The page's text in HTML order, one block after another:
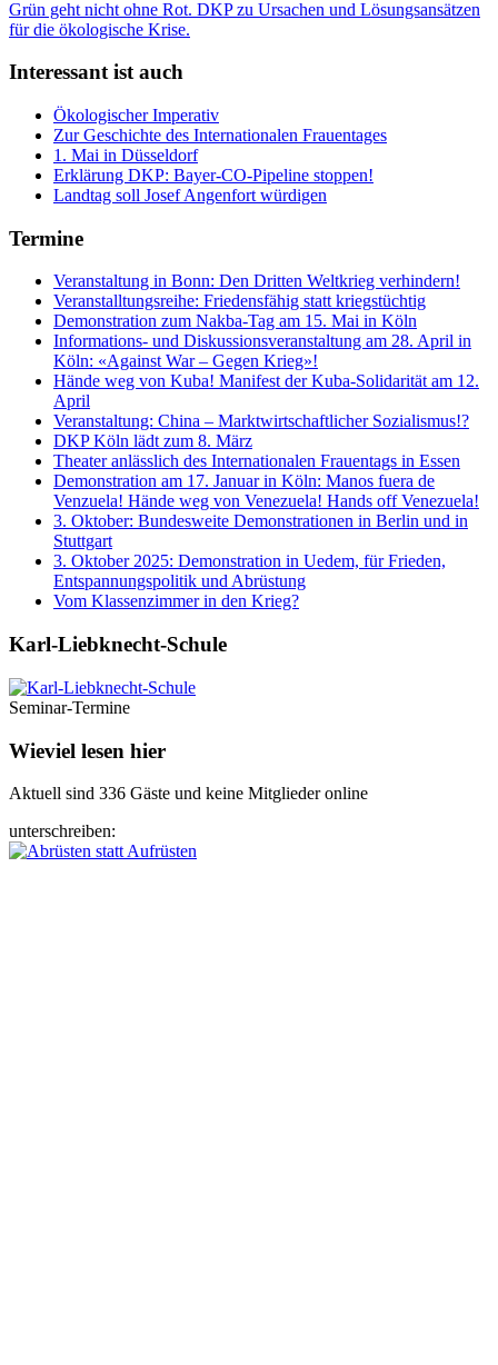
Interessant ist auch
Ökologischer Imperativ
Zur Geschichte des Internationalen Frauentages
1. Mai in Düsseldorf
Erklärung DKP: Bayer-CO-Pipeline stoppen!
Landtag soll Josef Angenfort würdigen
Termine
Veranstaltung in Bonn: Den Dritten Weltkrieg verhindern!
Veranstalltungsreihe: Friedensfähig statt kriegstüchtig
Demonstration zum Nakba-Tag am 15. Mai in Köln
Informations- und Diskussionsveranstaltung am 28. April in
Köln: «Against War – Gegen Krieg»!
Hände weg von Kuba! Manifest der Kuba-Solidarität am 12.
April
Veranstaltung: China – Marktwirtschaftlicher Sozialismus!?
DKP Köln lädt zum 8. März
Theater anlässlich des Internationalen Frauentags in Essen
Demonstration am 17. Januar in Köln: Manos fuera de
Venzuela! Hände weg von Venezuela! Hands off Venezuela!
3. Oktober: Bundesweite Demonstrationen in Berlin und in
Stuttgart
3. Oktober 2025: Demonstration in Uedem, für Frieden,
Entspannungspolitik und Abrüstung
Vom Klassenzimmer in den Krieg?
Karl-Liebknecht-­Schule
Seminar-Termine
Wieviel lesen hier
Aktuell sind 336 Gäste und keine Mitglieder online
unterschreiben: